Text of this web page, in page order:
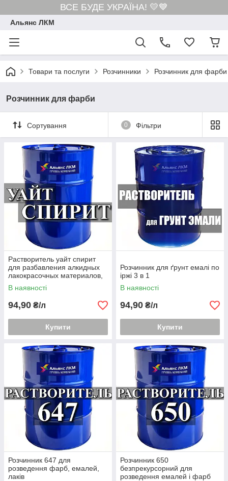
ВСЕ БУДЕ УКРАЇНА! 💛💙
Альянс ЛКМ
Товари та послуги Розчинники Розчинник для фарби
Розчинник для фарби
Сортування 0 Фільтри
Растворитель уайт спирит
для разбавления алкидных
лакокрасочных материалов,
эмалей, лаков, грунтовок.
В наявності
94,90 ₴/л
Купити
Розчинник для ґрунт емалі по
іржі 3 в 1
В наявності
94,90 ₴/л
Купити
Розчинник 647 для
розведення фарб, емалей,
лаків
Розчинник 650
безпрекурсорний для
розведення емалей і фарб